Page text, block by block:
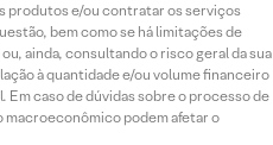
produtos e/ou contratar os serviços
bem como se há limitações de
ainda, consultando o risco geral da sua
à quantidade e/ou volume financeiro
caso de dúvidas sobre o processo de
macroeconômico podem afetar o